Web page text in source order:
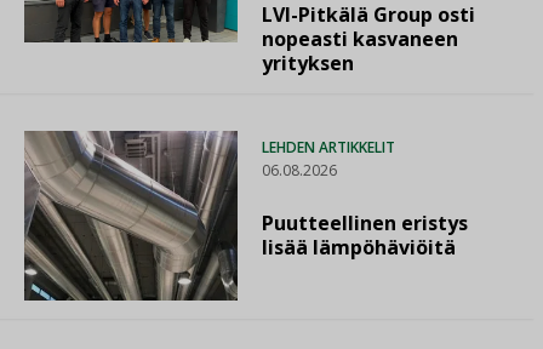
LVI-Pitkälä Group osti
nopeasti kasvaneen
yrityksen
LEHDEN ARTIKKELIT
06.08.2026
Puutteellinen eristys
lisää lämpöhäviöitä